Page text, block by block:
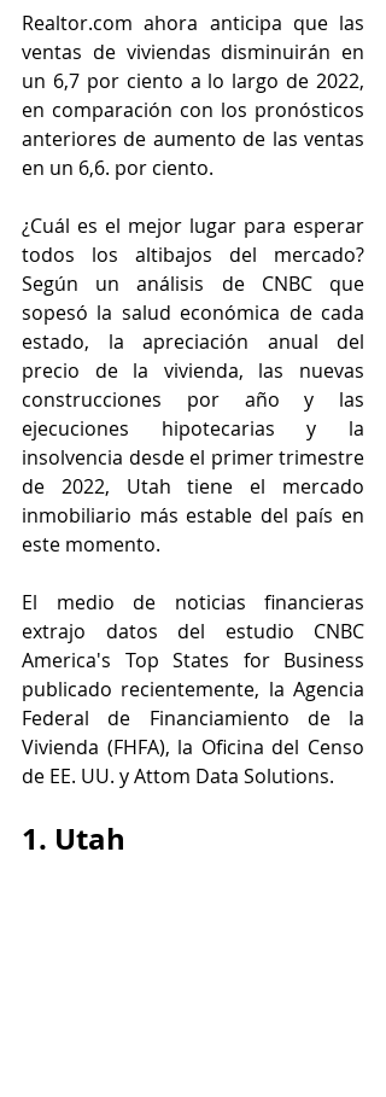
Realtor.com ahora anticipa que las
ventas de viviendas disminuirán en
un 6,7 por ciento a lo largo de 2022,
en comparación con los pronósticos
anteriores de aumento de las ventas
en un 6,6. por ciento.
¿Cuál es el mejor lugar para esperar
todos los altibajos del mercado?
Según un análisis de CNBC que
sopesó la salud económica de cada
estado, la apreciación anual del
precio de la vivienda, las nuevas
construcciones por año y las
ejecuciones hipotecarias y la
insolvencia desde el primer trimestre
de 2022, Utah tiene el mercado
inmobiliario más estable del país en
este momento.
El medio de noticias financieras
extrajo datos del estudio CNBC
America's Top States for Business
publicado recientemente, la Agencia
Federal de Financiamiento de la
Vivienda (FHFA), la Oficina del Censo
de EE. UU. y Attom Data Solutions.
1. Utah